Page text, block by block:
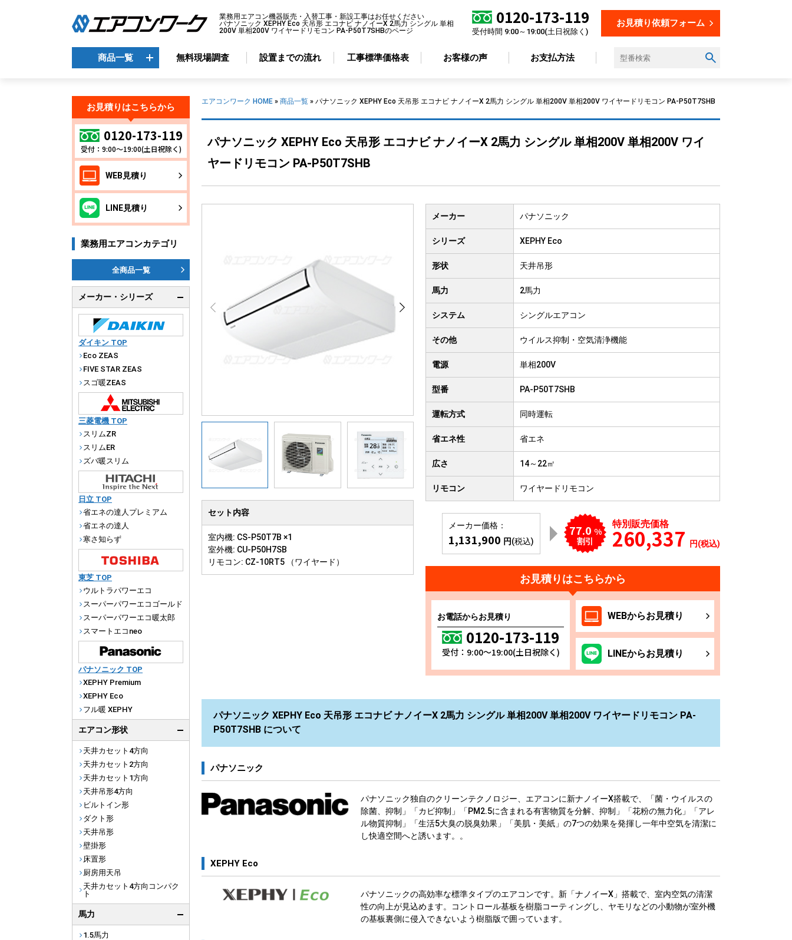
業務用エアコン機器販売・入替工事・新設工事はお任せください
パナソニック XEPHY Eco 天吊形 エコナビ ナノイーX 2馬力 シングル 単相
200V 単相200V ワイヤードリモコン PA-P50T7SHBのページ
0120-173-119
受付時間 9:00～19:00(土日祝除く)
お見積り依頼フォーム
商品一覧
商品一覧
メーカーから選ぶ
ダイキン
三菱電機
日立
東芝
パナソニック
天井カセット
天井カセット2方向
天井カセット1方向
天井吊り形
4方向
厨房用
飲食店
美容・理容室
倉庫
無料現場調査 設置までの流れ 工事標準価格表 お客様の声 お支払方法
エアコンワーク HOME » 商品一覧 » パナソニック XEPHY Eco 天吊形 エコナビ ナノイーX 2馬力 シングル 単相200V 単相200V ワイヤードリモコン PA-P50T7SHB
パナソニック XEPHY Eco 天吊形 エコナビ ナノイーX 2馬力 シングル 単相200V 単相200V ワイ
ヤードリモコン PA-P50T7SHB
セット内容
室内機: CS-P50T7B ×1
室外機: CU-P50H7SB
リモコン: CZ-10RT5 （ワイヤード）
メーカー パナソニック
シリーズ XEPHY Eco
形状 天井吊形
馬力 2馬力
システム シングルエアコン
その他 ウイルス抑制・空気清浄機能
電源 単相200V
型番 PA-P50T7SHB
運転方式 同時運転
省エネ性 省エネ
広さ 14～22㎡
リモコン ワイヤードリモコン
メーカー価格：
1,131,900 円(税込)
77.0 %
割引
特別販売価格
260,337 円(税込)
お見積りはこちらから
お電話からお見積り
0120-173-119
受付：9:00～19:00(土日祝除く)
WEBからお見積り
LINEからお見積り
パナソニック XEPHY Eco 天吊形 エコナビ ナノイーX 2馬力 シングル 単相200V 単相200V ワイヤードリモコン PA-
P50T7SHB について
パナソニック
パナソニック独自のクリーンテクノロジー、エアコンに新ナノイーX搭載で、「菌・ウイルスの
除菌、抑制」「カビ抑制」「PM2.5に含まれる有害物質を分解、抑制」「花粉の無力化」「アレ
ル物質抑制」「生活5大臭の脱臭効果」「美肌・美紙」の7つの効果を発揮し一年中空気を清潔に
し快適空間へと誘います。。
XEPHY Eco
パナソニックの高効率な標準タイプのエアコンです。新「ナノイーX」搭載で、室内空気の清潔
性の向上が見込めます。コントロール基板を樹脂コーティングし、ヤモリなどの小動物が室外機
の基板裏側に侵入できないよう樹脂版で囲っています。
お見積りはこちらから
0120-173-119
受付：9:00～19:00(土日祝除く)
WEB見積り
LINE見積り
業務用エアコンカテゴリ
全商品一覧
メーカー・シリーズ
ダイキン TOP
Eco ZEAS
FIVE STAR ZEAS
スゴ暖ZEAS
三菱電機 TOP
スリムZR
スリムER
ズバ暖スリム
日立 TOP
省エネの達人プレミアム
省エネの達人
寒さ知らず
東芝 TOP
ウルトラパワーエコ
スーパーパワーエコゴールド
スーパーパワーエコ暖太郎
スマートエコneo
パナソニック TOP
XEPHY Premium
XEPHY Eco
フル暖 XEPHY
エアコン形状
天井カセット4方向
天井カセット2方向
天井カセット1方向
天井吊形4方向
ビルトイン形
ダクト形
天井吊形
壁掛形
床置形
厨房用天吊
天井カセット4方向コンパク
ト
馬力
1.5馬力